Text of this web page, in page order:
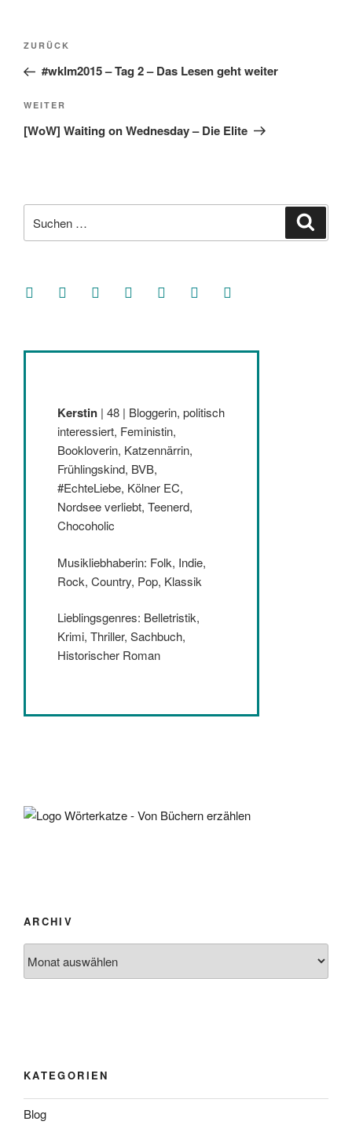
Beitragsnavigation
Vorheriger
Beitrag
ZURÜCK
#wklm2015 – Tag 2 – Das Lesen geht weiter
Nächster
Beitrag
WEITER
[WoW] Waiting on Wednesday – Die Elite
nach:
facebooksoundcloud
twitter mastodoninstagramthreads goodreads
Kerstin | 48 | Bloggerin, politisch
interessiert, Feministin,
Bookloverin, Katzennärrin,
Frühlingskind, BVB,
#EchteLiebe, Kölner EC,
Nordsee verliebt, Teenerd,
Chocoholic
Musikliebhaberin: Folk, Indie,
Rock, Country, Pop, Klassik
Lieblingsgenres: Belletristik,
Krimi, Thriller, Sachbuch,
Historischer Roman
ARCHIV
KATEGORIEN
Blog